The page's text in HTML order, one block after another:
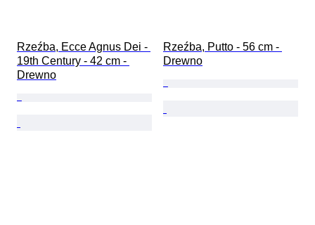
Rzeźba, Ecce Agnus Dei -
19th Century - 42 cm -
Drewno
Rzeźba, Putto - 56 cm -
Drewno